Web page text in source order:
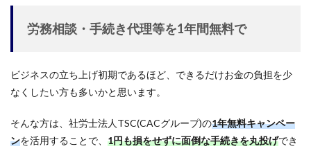
労務相談・手続き代理等を1年間無料で
ビジネスの立ち上げ初期であるほど、できるだけお金の負担を少
なくしたい方も多いかと思います。
そんな方は、社労士法人TSC(CACグループ)の1年無料キャンペー
ンを活用することで、 1円も損をせずに面倒な手続きを丸投げでき